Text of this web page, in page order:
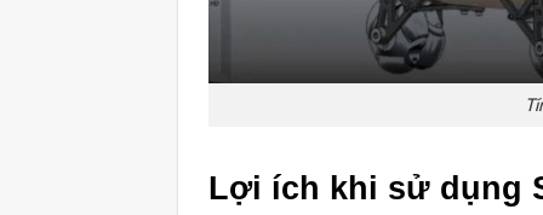
Lợi ích khi sử dụng